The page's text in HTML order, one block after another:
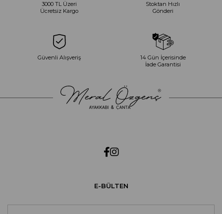
3000 TL Üzeri
Ücretsiz Kargo
Stoktan Hızlı
Gönderi
Güvenli Alışveriş
14 Gün İçerisinde
İade Garantisi
E-BÜLTEN